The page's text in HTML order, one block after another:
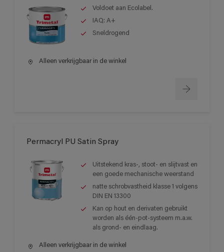
Voldoet aan Ecolabel.
IAQ: A+
Sneldrogend
Alleen verkrijgbaar in de winkel
Permacryl PU Satin Spray
Uitstekend kras-, stoot- en slijtvast en
een goede mechanische weerstand
natte schrobvastheid klasse 1 volgens
DIN EN 13300
Kan op hout en derivaten gebruikt
worden als één-pot-systeem m.a.w.
als grond- en eindlaag.
Alleen verkrijgbaar in de winkel